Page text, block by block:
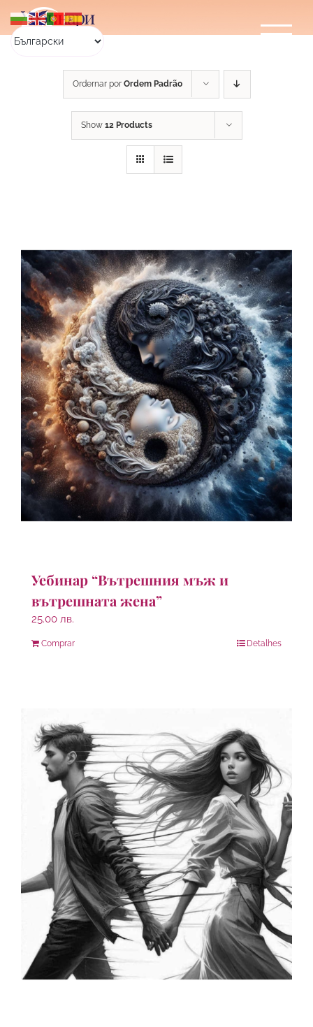
content
Уебинари
Ordernar por Ordem Padrão
Show 12 Products
Уебинар “Вътрешния мъж и
вътрешната жена”
25.00 лв.
Comprar Detalhes